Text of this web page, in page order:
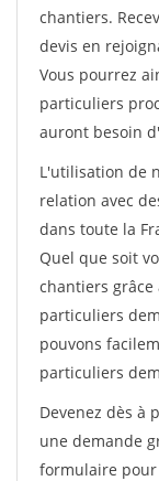
chantiers.
devis en
Vous pourrez
particuliers
auront besoin
L'utilisation de
relation avec
dans toute la
Quel que soit
chantiers grâce
particuliers
pouvons
particuliers
Devenez dès à
une demande
formulaire pour